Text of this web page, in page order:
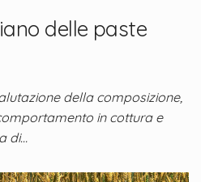
delle paste
della composizione,
in cottura e
di…